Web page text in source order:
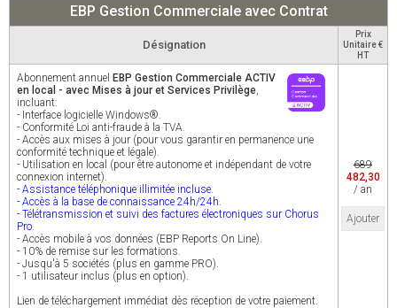
EBP Gestion Commerciale avec Contrat
Désignation
Prix
Unitaire €
HT
Abonnement annuel EBP Gestion Commerciale ACTIV
en local - avec Mises à jour et Services Privilège,
incluant:
- Interface logicielle Windows®.
- Conformité Loi anti-fraude à la TVA.
- Accès aux mises à jour (pour vous garantir en permanence une
conformité technique et légale).
- Utilisation en local (pour être autonome et indépendant de votre
connexion internet).
- Assistance téléphonique illimitée incluse.
- Accès à la base de connaissance 24h/24h.
- Télétransmission et suivi des factures électroniques sur Chorus
Pro.
- Accès mobile à vos données (EBP Reports On Line).
- 10% de remise sur les formations.
- Jusqu'à 5 sociétés (plus en gamme PRO).
- 1 utilisateur inclus (plus en option).
Lien de téléchargement immédiat dès réception de votre paiement.
689
482,30
/ an
Ajouter